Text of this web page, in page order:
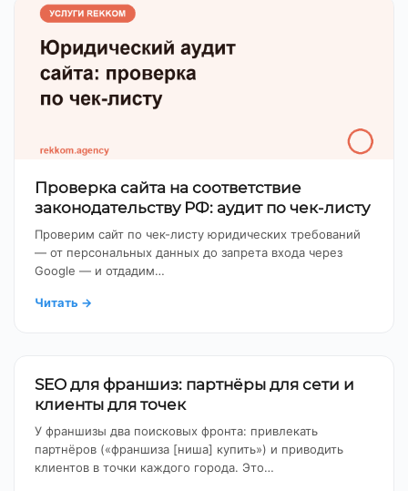
Проверка сайта на соответствие
законодательству РФ: аудит по чек-листу
Проверим сайт по чек-листу юридических требований
— от персональных данных до запрета входа через
Google — и отдадим…
Читать →
SEO для франшиз: партнёры для сети и
клиенты для точек
У франшизы два поисковых фронта: привлекать
партнёров («франшиза [ниша] купить») и приводить
клиентов в точки каждого города. Это…